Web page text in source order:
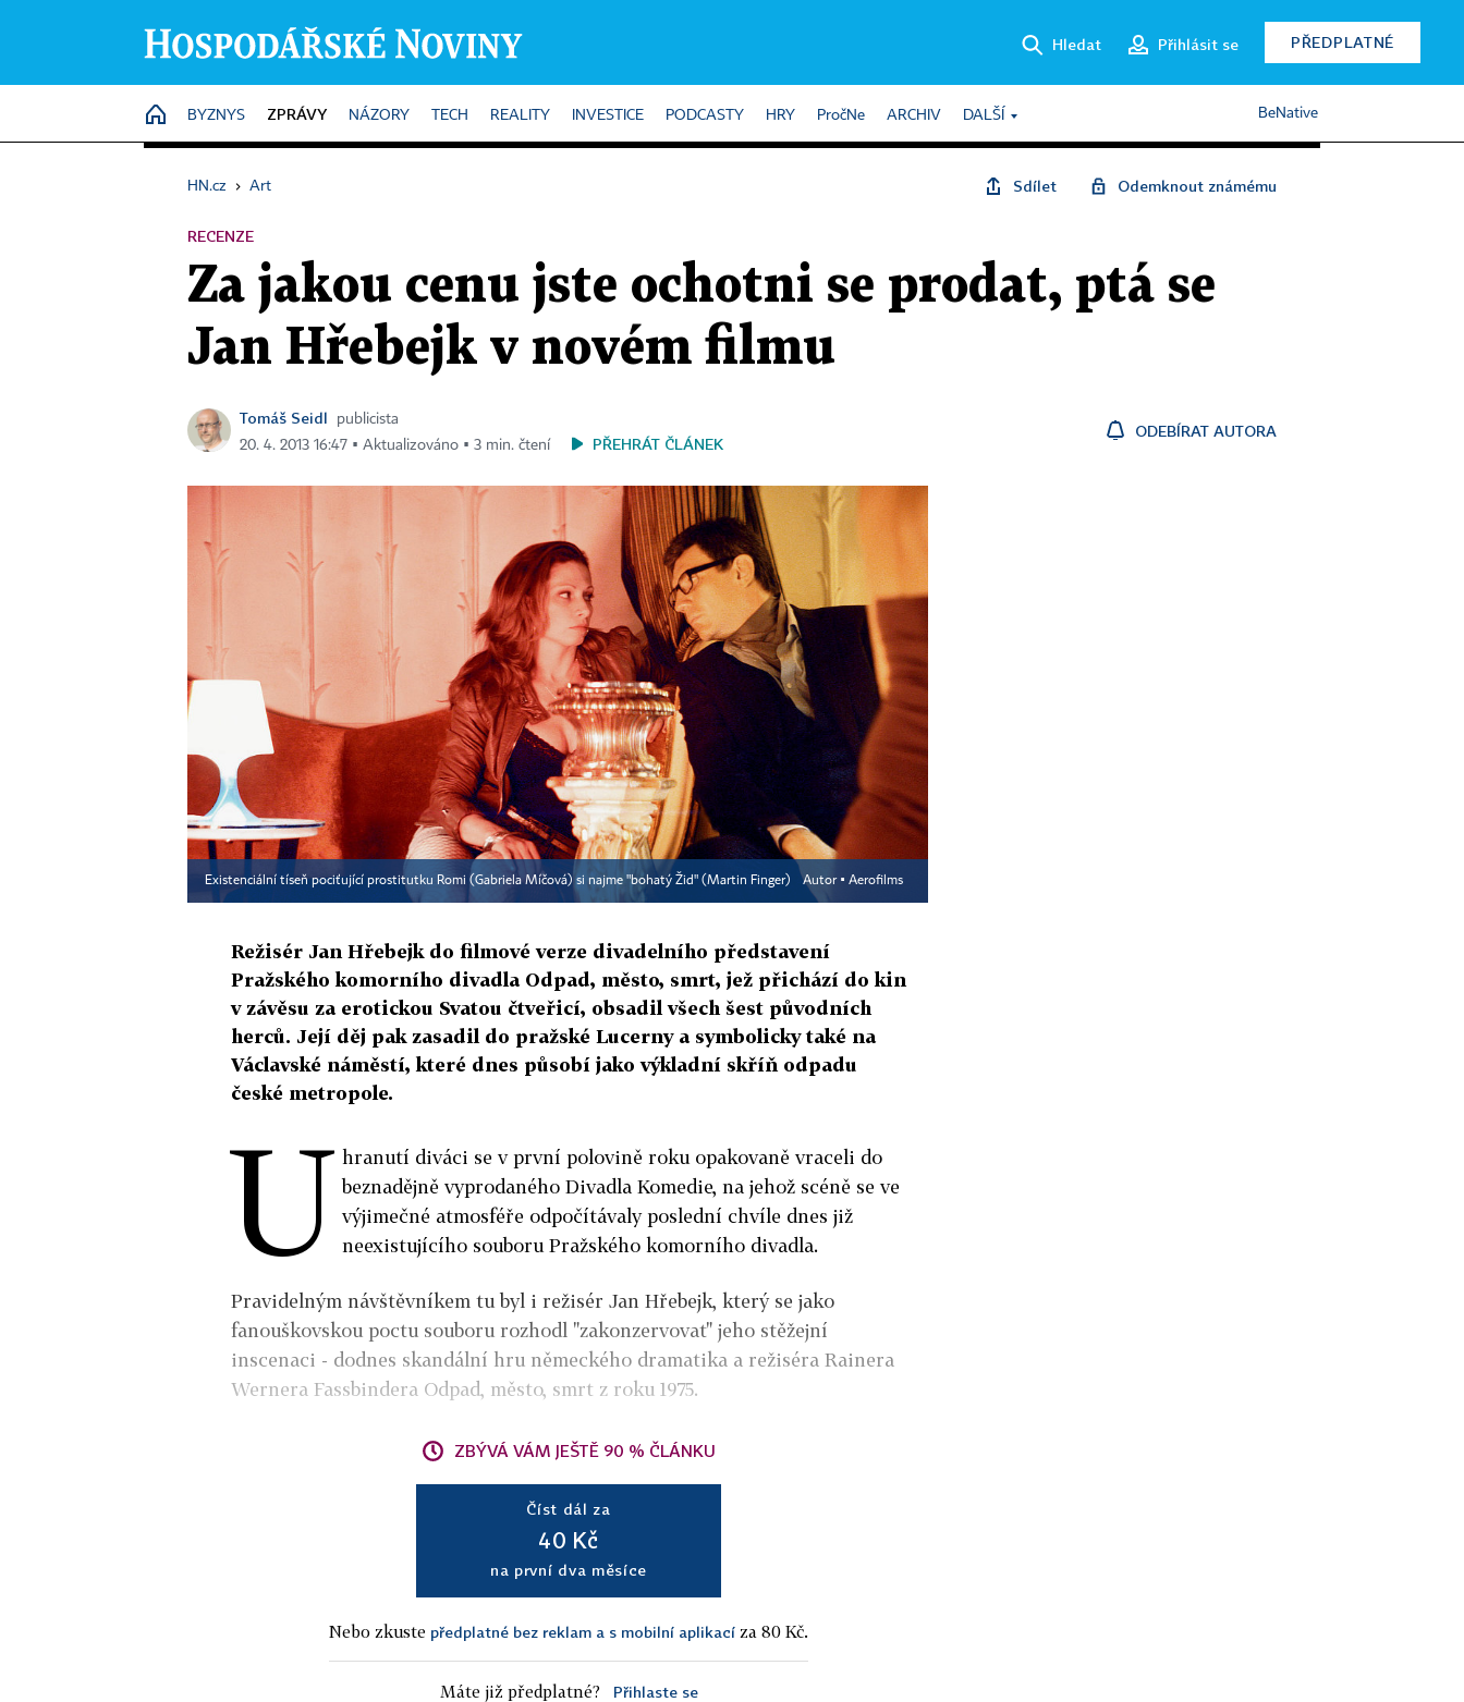
Hledat Přihlásit se PŘEDPLATNÉ
HOME
BYZNYS ZPRÁVY NÁZORY TECH REALITY INVESTICE PODCASTY HRY PročNe ARCHIV DALŠÍ BeNative
HN.cz › Art Sdílet Odemknout známému
RECENZE
Za jakou cenu jste ochotni se prodat, ptá se
Jan Hřebejk v novém filmu
Tomáš Seidl
publicista
20. 4. 2013 16:47 ▪ Aktualizováno ▪ 3 min. čtení
PŘEHRÁT ČLÁNEK
ODEBÍRAT AUTORA
Existenciální tíseň pociťující prostitutku Romi (Gabriela Míčová) si najme "bohatý Žid" (Martin Finger) Autor ▪ Aerofilms
Režisér Jan Hřebejk do filmové verze divadelního představení
Pražského komorního divadla Odpad, město, smrt, jež přichází do kin
v závěsu za erotickou Svatou čtveřicí, obsadil všech šest původních
herců. Její děj pak zasadil do pražské Lucerny a symbolicky také na
Václavské náměstí, které dnes působí jako výkladní skříň odpadu
české metropole.
U hranutí diváci se v první polovině roku opakovaně vraceli do
beznadějně vyprodaného Divadla Komedie, na jehož scéně se ve
výjimečné atmosféře odpočítávaly poslední chvíle dnes již
neexistujícího souboru Pražského komorního divadla.
Pravidelným návštěvníkem tu byl i režisér Jan Hřebejk, který se jako
fanouškovskou poctu souboru rozhodl "zakonzervovat" jeho stěžejní
inscenaci - dodnes skandální hru německého dramatika a režiséra Rainera
Wernera Fassbindera Odpad, město, smrt z roku 1975.
ZBÝVÁ VÁM JEŠTĚ 90 % ČLÁNKU
Číst dál za
40 Kč
na první dva měsíce
Nebo zkuste předplatné bez reklam a s mobilní aplikací za 80 Kč.
Máte již předplatné? Přihlaste se